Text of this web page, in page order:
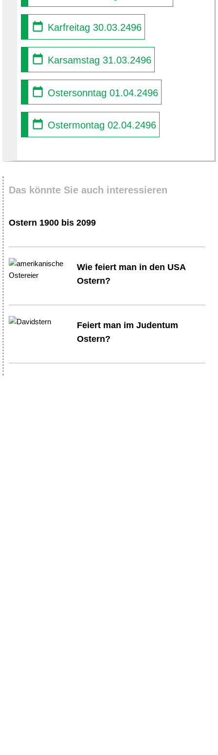
Karfreitag 30.03.2496
Karsamstag 31.03.2496
Ostersonntag 01.04.2496
Ostermontag 02.04.2496
Das könnte Sie auch interessieren
Ostern 1900 bis 2099
Wie feiert man in den USA
Ostern?
Feiert man im Judentum
Ostern?